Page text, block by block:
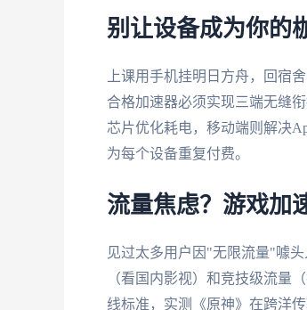
别让设备成为你的
上课用手机挂明日方舟，回宿
合格加速器必须实现三端无缝
芯片优化耗电，移动端则解决
为每个设备重复付费。
流量焦虑？游戏加
见过太多用户因"无限流量"噱
（看国内影视）和竞技级流量
线标准，实测《原神》在跨洋